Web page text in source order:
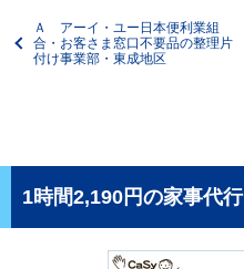
Ａ アーイ・ユー日本便利業組
合・お客さま窓口不要品の整理片
付け事業部・東成地区
1時間2,190円の家事代行